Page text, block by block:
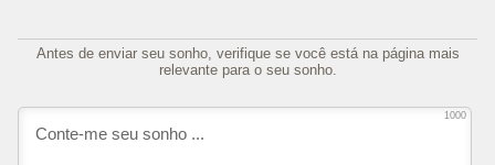
Antes de enviar seu sonho, verifique se você está na página mais
relevante para o seu sonho.
1000